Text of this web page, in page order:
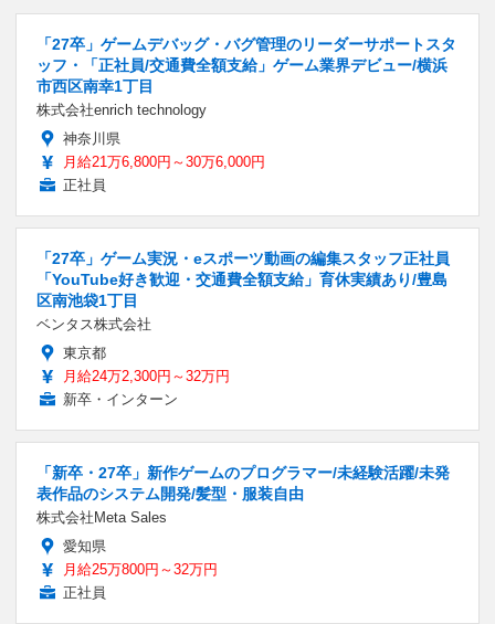
「27卒」ゲームデバッグ・バグ管理のリーダーサポートスタ
ッフ・「正社員/交通費全額支給」ゲーム業界デビュー/横浜
市西区南幸1丁目
株式会社enrich technology
神奈川県
月給21万6,800円～30万6,000円
正社員
「27卒」ゲーム実況・eスポーツ動画の編集スタッフ正社員
「YouTube好き歓迎・交通費全額支給」育休実績あり/豊島
区南池袋1丁目
ベンタス株式会社
東京都
月給24万2,300円～32万円
新卒・インターン
「新卒・27卒」新作ゲームのプログラマー/未経験活躍/未発
表作品のシステム開発/髪型・服装自由
株式会社Meta Sales
愛知県
月給25万800円～32万円
正社員